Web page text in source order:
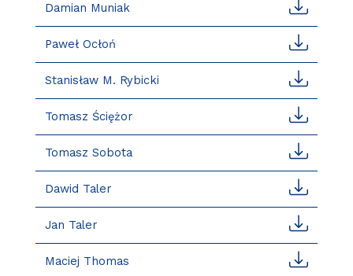
Damian Muniak
Paweł Ocłoń
Stanisław M. Rybicki
Tomasz Ściężor
Tomasz Sobota
Dawid Taler
Jan Taler
Maciej Thomas